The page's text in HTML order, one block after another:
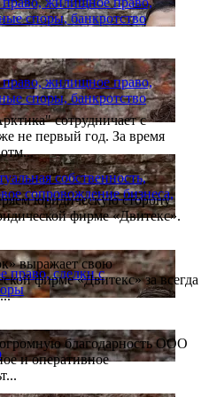
споры, банкротство
право, жилищное право,
споры, банкротство
собственность,
сопровождение бизнеса,
право, сделки с
сотрудничает с
не первый год. За время
юридическую сторону
фирме «Двитекс».
выражает свою
фирме «Двитекс» за всегда
благодарность ООО
и оперативное